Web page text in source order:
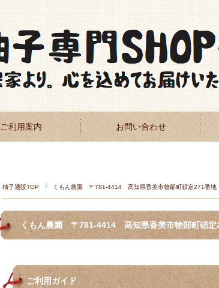
ご利用案内 お問い合わせ
柚子通販TOP くもん農園 〒781-4414 高知県香美市物部町頓定271番地
くもん農園 〒781-4414 高知県香美市物部町頓定
ご利用ガイド